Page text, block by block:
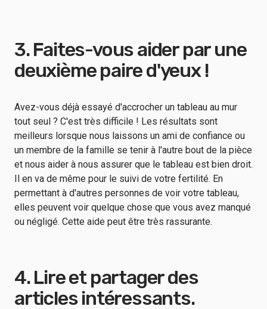
3. Faites-vous aider par une
deuxième paire d'yeux !
Avez-vous déjà essayé d'accrocher un tableau au mur
tout seul ? C'est très difficile ! Les résultats sont
meilleurs lorsque nous laissons un ami de confiance ou
un membre de la famille se tenir à l'autre bout de la pièce
et nous aider à nous assurer que le tableau est bien droit.
Il en va de même pour le suivi de votre fertilité. En
permettant à d'autres personnes de voir votre tableau,
elles peuvent voir quelque chose que vous avez manqué
ou négligé. Cette aide peut être très rassurante.
4. Lire et partager des
articles intéressants.